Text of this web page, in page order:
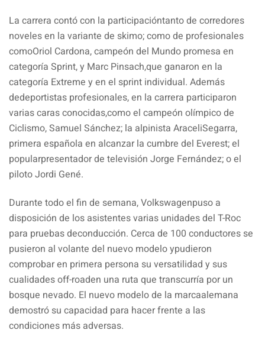
La carrera contó con la participacióntanto de corredores
noveles en la variante de skimo; como de profesionales
comoOriol Cardona, campeón del Mundo promesa en
categoría Sprint, y Marc Pinsach,que ganaron en la
categoría Extreme y en el sprint individual. Además
dedeportistas profesionales, en la carrera participaron
varias caras conocidas,como el campeón olímpico de
Ciclismo, Samuel Sánchez; la alpinista AraceliSegarra,
primera española en alcanzar la cumbre del Everest; el
popularpresentador de televisión Jorge Fernández; o el
piloto Jordi Gené.
Durante todo el fin de semana, Volkswagenpuso a
disposición de los asistentes varias unidades del T-Roc
para pruebas deconducción. Cerca de 100 conductores se
pusieron al volante del nuevo modelo ypudieron
comprobar en primera persona su versatilidad y sus
cualidades off-roaden una ruta que transcurría por un
bosque nevado. El nuevo modelo de la marcaalemana
demostró su capacidad para hacer frente a las
condiciones más adversas.